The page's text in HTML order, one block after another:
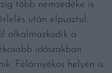
több nemzedéke is
után elpusztul.
alkalmazkodik a
időszakban
Félárnyékos helyen is